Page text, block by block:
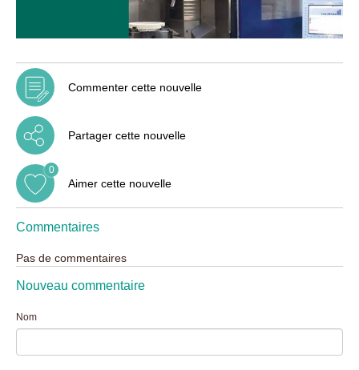
Commenter cette nouvelle
Partager cette nouvelle
Aimer cette nouvelle
0
Commentaires
Pas de commentaires
Nouveau commentaire
Nom